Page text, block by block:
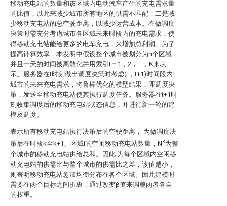
移动充电站的数量和该区域内电动汽车产生的充电需求量
的比值，以此来减少城市所有地区的供需不匹配；二是减
少移动充电站的总空驶距离，以减少运营成本。在做调度
决策时需充分考虑城市各区域未来时段内的充电需求，使
得移动充电站能给更多的电车充电，来增加总利润。为了
提高计算效率，本发明中假设整个城市被划分为n个区域，
并且一天的时间被离散化并用索引t＝1，2，...，K来表
示。服务器在t时刻做出调度决策时考虑(t，t+1)时间段内
城市的未来充电需求，将鲁棒优化的模型结果，即调度决
策，发送至移动充电站使其执行调度任务。服务器在t+1时
刻收集调度后的移动充电站状态信息，并进行新一轮的建
模及调度。
表示所有移动充电站执行决策后的空驶距离， 为做调度决
策后在时段k至k+1、区域i的空闲移动充电站数量，N k为整
个城市的移动充电站供给总和。因此 为每个区域内空闲移
动充电站的供需比与整个城市的供需比之差，该值越小，
则表明移动充电站愈加均衡分布在各个区域。因此建模时
需要在两个目标之间折衷，通过改变β值来调整两者各自
的权重。